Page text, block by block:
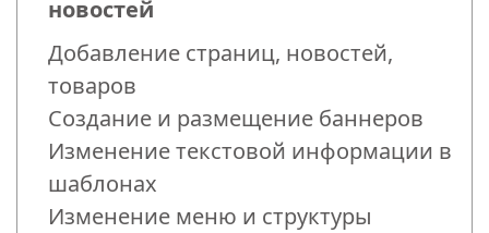
новостей
Добавление страниц, новостей,
товаров
Создание и размещение баннеров
Изменение текстовой информации в
шаблонах
Изменение меню и структуры